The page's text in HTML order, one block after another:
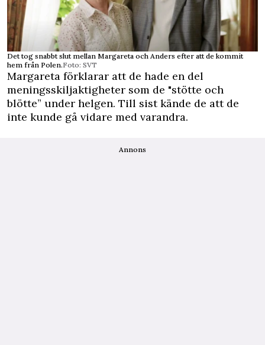
Det tog snabbt slut mellan Margareta och Anders efter att de kommit
hem från Polen.Foto: SVT
Margareta förklarar att de hade en del
meningsskiljaktigheter som de "stötte och
blötte” under helgen. Till sist kände de att de
inte kunde gå vidare med varandra.
Annons